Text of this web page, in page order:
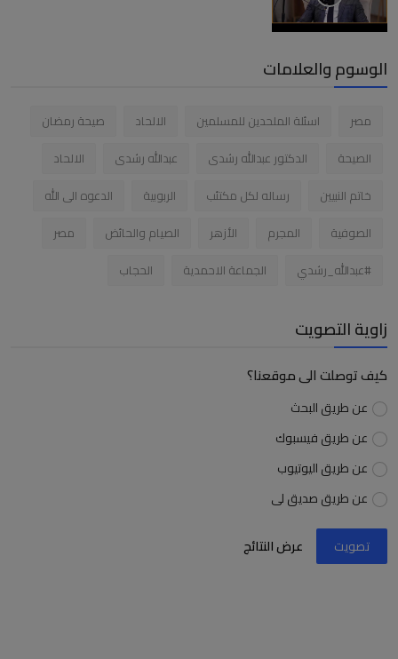
الوسوم والعلامات
مصر اسئلة الملحدين للمسلمين الالحاد
صيحة رمضان
الصيحة
الدكتور عبدالله رشدى عبدالله رشدى
الالحاد
خاتم النبيين
رساله لكل مكتئب الربوبية
الدعوه الى الله
الصوفية
المجرم الأزهر الصيام والحائض
مصر
#عبدالله_رشدي
الجماعة الاحمدية الحجاب
زاوية التصويت
كيف توصلت الى موقعنا؟
عن طريق البحث
عن طريق فيسبوك
عن طريق اليوتيوب
عن طريق صديق لى
تصويت عرض النتائج